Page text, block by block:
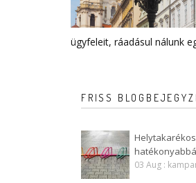
ügyfeleit, ráadásul nálunk
FRISS
03 Aug :